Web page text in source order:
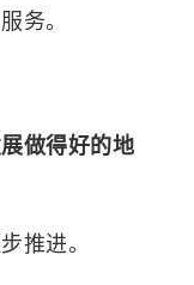
务。
做得好的地
推进。